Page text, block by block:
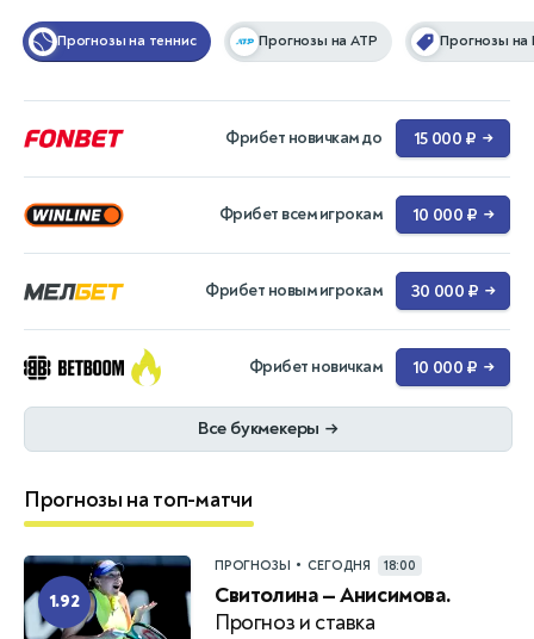
Прогнозы на теннис Прогнозы на ATP Прогнозы на
Фрибет новичкам до 15 000 ₽ →
Фрибет всем игрокам 10 000 ₽ →
Фрибет новым игрокам 30 000 ₽ →
Фрибет новичкам 10 000 ₽ →
Все букмекеры →
Прогнозы на топ-матчи
1.92
ПРОГНОЗЫ • СЕГОДНЯ 18:00
Свитолина — Анисимова.
Прогноз и ставка